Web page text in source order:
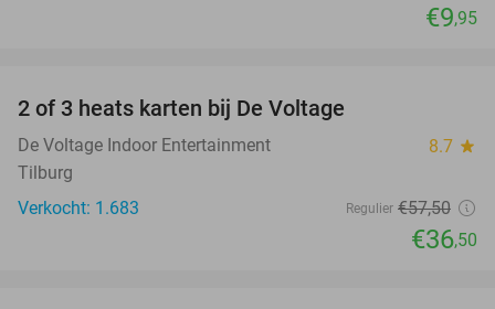
€9,95
2 of 3 heats karten bij De Voltage
De Voltage Indoor Entertainment 8.7 star
Tilburg
Verkocht: 1.683
Regulier €57,50
€36,50